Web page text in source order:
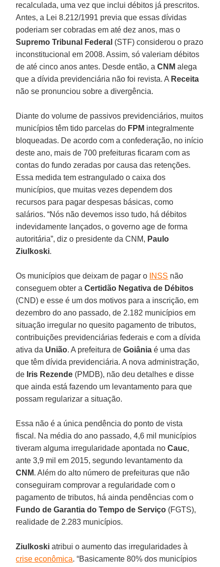
recalculada, uma vez que inclui débitos já prescritos.
Antes, a Lei 8.212/1991 previa que essas dívidas
poderiam ser cobradas em até dez anos, mas o
Supremo Tribunal Federal (STF) considerou o prazo
inconstitucional em 2008. Assim, só valeriam débitos
de até cinco anos antes. Desde então, aCNM alega
que a dívida previdenciária não foi revista. A Receita
não se pronunciou sobre a divergência.
Diante do volume de passivos previdenciários, muitos
municípios têm tido parcelas do FPM integralmente
bloqueadas. De acordo com a confederação, no início
deste ano, mais de 700 prefeituras ficaram com as
contas do fundo zeradas por causa das retenções.
Essa medida tem estrangulado o caixa dos
municípios, que muitas vezes dependem dos
recursos para pagar despesas básicas, como
salários. “Nós não devemos isso tudo, há débitos
indevidamente lançados, o governo age de forma
autoritária”, diz o presidente da CNM, Paulo
Ziulkoski.
Os municípios que deixam de pagar o INSS não
conseguem obter aCertidão Negativa de Débitos
(CND) e esse é um dos motivos para a inscrição, em
dezembro do ano passado, de 2.182 municípios em
situação irregular no quesito pagamento de tributos,
contribuições previdenciárias federais e com a dívida
ativa da União. A prefeitura deGoiânia é uma das
que têm dívida previdenciária. A nova administração,
de Iris Rezende (PMDB), não deu detalhes e disse
que ainda está fazendo um levantamento para que
possam regularizar a situação.
Essa não é a única pendência do ponto de vista
fiscal. Na média do ano passado, 4,6 mil municípios
tiveram alguma irregularidade apontada noCauc,
ante 3,9 mil em 2015, segundo levantamento da
CNM. Além do alto número de prefeituras que não
conseguiram comprovar a regularidade com o
pagamento de tributos, há ainda pendências com o
Fundo de Garantia do Tempo de Serviço (FGTS),
realidade de 2.283 municípios.
Ziulkoski atribui o aumento das irregularidades à
crise econômica. “Basicamente 80% dos municípios